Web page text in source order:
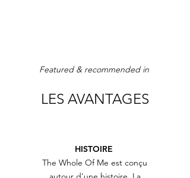
Featured & recommended in
LES AVANTAGES
HISTOIRE
The Whole Of Me est conçu